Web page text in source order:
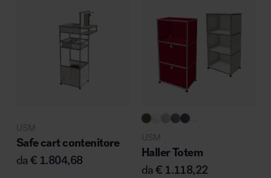
USM
Safe cart contenitore
da€ 1.804,68
USM
Haller Totem
da€ 1.118,22